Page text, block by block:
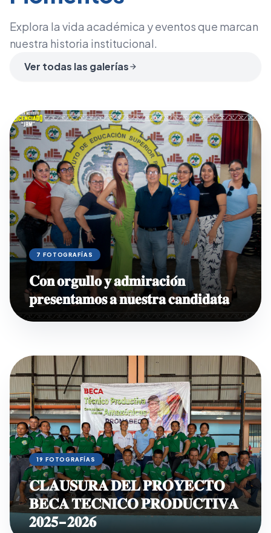
Explora la vida académica y eventos que marcan
nuestra historia institucional.
Ver todas las galerías arrow_forward
7 FOTOGRAFÍAS
𝐂𝐨𝐧 𝐨𝐫𝐠𝐮𝐥𝐥𝐨 𝐲 𝐚𝐝𝐦𝐢𝐫𝐚𝐜𝐢𝐨́𝐧
𝐩𝐫𝐞𝐬𝐞𝐧𝐭𝐚𝐦𝐨𝐬 𝐚 𝐧𝐮𝐞𝐬𝐭𝐫𝐚 𝐜𝐚𝐧𝐝𝐢𝐝𝐚𝐭𝐚
19 FOTOGRAFÍAS
𝐂𝐋𝐀𝐔𝐒𝐔𝐑𝐀 𝐃𝐄𝐋 𝐏𝐑𝐎𝐘𝐄𝐂𝐓𝐎
𝐁𝐄𝐂𝐀 𝐓𝐄́𝐂𝐍𝐈𝐂𝐎 𝐏𝐑𝐎𝐃𝐔𝐂𝐓𝐈𝐕𝐀
𝟐𝟎𝟐𝟓-𝟐𝟎𝟐𝟔